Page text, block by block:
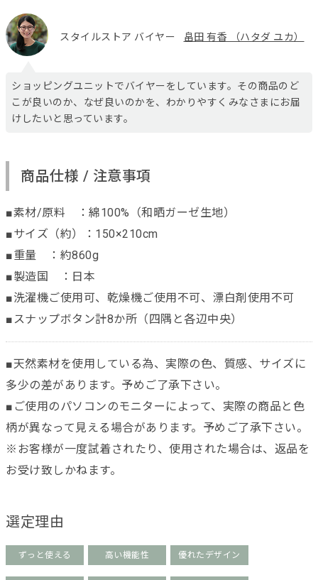
スタイルストア バイヤー 畠田 有香 （ハタダ ユカ）
ショッピングユニットでバイヤーをしています。その商品のど
こが良いのか、なぜ良いのかを、わかりやすくみなさまにお届
けしたいと思っています。
商品仕様 / 注意事項
■素材/原料 ：綿100%（和晒ガーゼ生地）
■サイズ（約）：150×210cm
■重量 ：約860g
■製造国 ：日本
■洗濯機ご使用可、乾燥機ご使用不可、漂白剤使用不可
■スナップボタン計8か所（四隅と各辺中央）
■天然素材を使用している為、実際の色、質感、サイズに
多少の差があります。予めご了承下さい。
■ご使用のパソコンのモニターによって、実際の商品と色
柄が異なって見える場合があります。予めご了承下さい。
※お客様が一度試着されたり、使用された場合は、返品を
お受け致しかねます。
選定理由
ずっと使える 高い機能性 優れたデザイン